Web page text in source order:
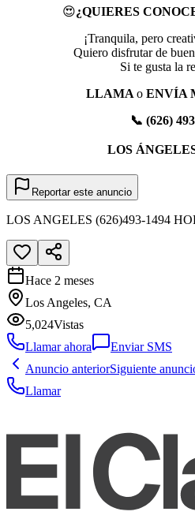
😍¿QUIERES
¡Tranquila, pero
Quiero disfrutar de
Si te gusta la
LLAMA o ENVÍA
📞 (626)
LOS
Reportar este anuncio
LOS ANGELES (626)493-1494
Hace 2 meses
Los Angeles, CA
5,024Vistas
Llamar ahora
Enviar SMS
Anuncio anteriorSiguiente
Llamar